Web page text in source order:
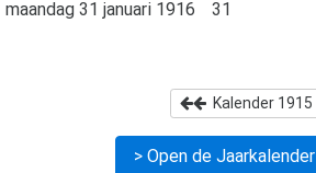
maandag 31 januari 1916 31
Kalender 1915
> Open de Jaarkalender